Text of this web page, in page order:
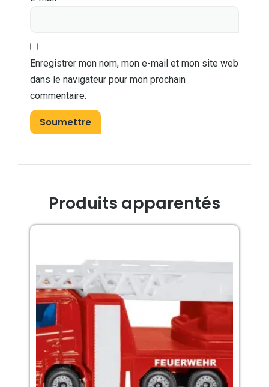
Enregistrer mon nom, mon e-mail et mon site web
dans le navigateur pour mon prochain
commentaire.
Produits apparentés